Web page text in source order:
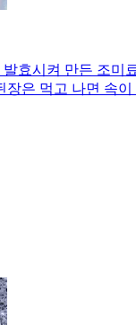
효시켜 만든 조
장은 먹고 나면 속